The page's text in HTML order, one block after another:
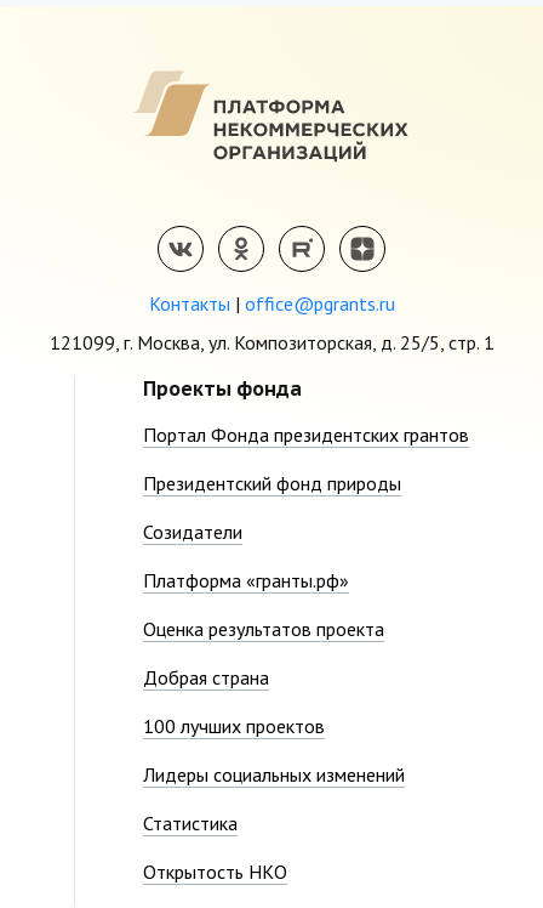
Контакты | office@pgrants.ru
121099, г. Москва, ул. Композиторская, д. 25/5, стр. 1
Проекты фонда
Портал Фонда президентских грантов
Президентский фонд природы
Созидатели
Платформа «гранты.рф»
Оценка результатов проекта
Добрая страна
100 лучших проектов
Лидеры социальных изменений
Статистика
Открытость НКО